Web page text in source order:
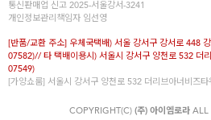
통신판매업 신고 2025-서울강서-3241
개인정보관리책임자 임선영
[반품/교환 주소] 우체국택배) 서울 강서구 강서로 448
07582)// 타 택배이용시) 서울시 강서구 양천로 532 더
07549)
[가양쇼룸] 서울시 강서구 양천로 532 더리브아너비즈타
COPYRIGHT(C) (주) 아이엠로라ALL